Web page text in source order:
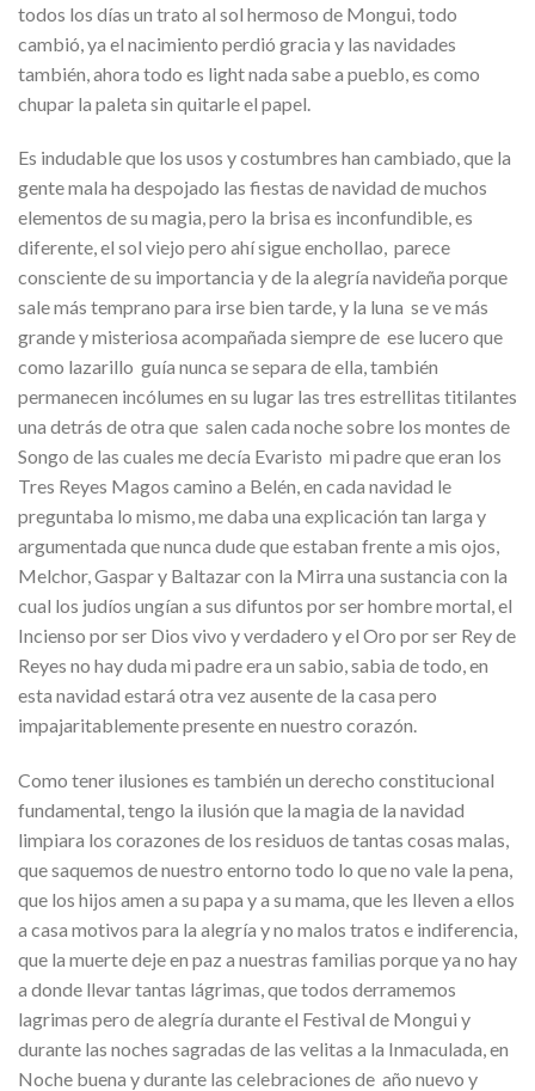
todos los días un trato al sol hermoso de Mongui, todo
cambió, ya el nacimiento perdió gracia y las navidades
también, ahora todo es light nada sabe a pueblo, es como
chupar la paleta sin quitarle el papel.
Es indudable que los usos y costumbres han cambiado, que la
gente mala ha despojado las fiestas de navidad de muchos
elementos de su magia, pero la brisa es inconfundible, es
diferente, el sol viejo pero ahí sigue enchollao, parece
consciente de su importancia y de la alegría navideña porque
sale más temprano para irse bien tarde, y la luna se ve más
grande y misteriosa acompañada siempre de ese lucero que
como lazarillo guía nunca se separa de ella, también
permanecen incólumes en su lugar las tres estrellitas titilantes
una detrás de otra que salen cada noche sobre los montes de
Songo de las cuales me decía Evaristo mi padre que eran los
Tres Reyes Magos camino a Belén, en cada navidad le
preguntaba lo mismo, me daba una explicación tan larga y
argumentada que nunca dude que estaban frente a mis ojos,
Melchor, Gaspar y Baltazar con la Mirra una sustancia con la
cual los judíos ungían a sus difuntos por ser hombre mortal, el
Incienso por ser Dios vivo y verdadero y el Oro por ser Rey de
Reyes no hay duda mi padre era un sabio, sabia de todo, en
esta navidad estará otra vez ausente de la casa pero
impajaritablemente presente en nuestro corazón.
Como tener ilusiones es también un derecho constitucional
fundamental, tengo la ilusión que la magia de la navidad
limpiara los corazones de los residuos de tantas cosas malas,
que saquemos de nuestro entorno todo lo que no vale la pena,
que los hijos amen a su papa y a su mama, que les lleven a ellos
a casa motivos para la alegría y no malos tratos e indiferencia,
que la muerte deje en paz a nuestras familias porque ya no hay
a donde llevar tantas lágrimas, que todos derramemos
lagrimas pero de alegría durante el Festival de Mongui y
durante las noches sagradas de las velitas a la Inmaculada, en
Noche buena y durante las celebraciones de año nuevo y